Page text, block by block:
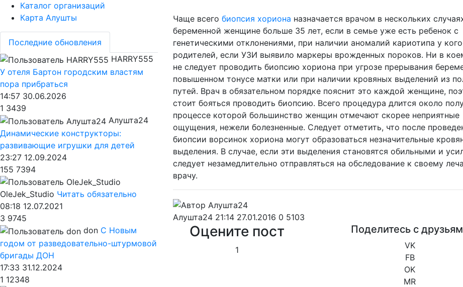
Чаще всего биопсия хориона назначается врачом в нескольких
беременной женщине больше 35 лет, если в семье уже есть ребенок с
генетическими отклонениями, при наличии аномалий кариотипа у
родителей, если УЗИ выявило маркеры врожденных пороков. Ни в
не следует проводить биопсию хориона при угрозе прерывания
повышенном тонусе матки или при наличии кровяных выделений из
путей. Врач в обязательном порядке пояснит это каждой женщине,
стоит бояться проводить биопсию. Всего процедура длится около
процессе которой большинство женщин отмечают скорее неприятные
ощущения, нежели болезненные. Следует отметить, что после
биопсии ворсинок хориона могут образоваться незначительные
выделения. В случае, если эти выделения становятся обильными и
следует незамедлительно отправляться на обследование к своему
врачу.
Алушта24 21:14 27.01.2016 0 5103
Оцените пост
1
Поделитесь с
VK
FB
OK
MR
Каталог организаций
Карта Алушты
Последние обновления
HARRY555
У отеля Бартон городским властям
пора прибраться
14:57 30.06.2026
1 3439
Алушта24
Динамические конструкторы:
развивающие игрушки для детей
23:27 12.09.2024
155 7394
OleJek_Studio Читать обязательно
08:18 12.07.2021
3 9745
don С Новым
годом от разведовательно-штурмовой
бригады ДОН
17:33 31.12.2024
1 12348